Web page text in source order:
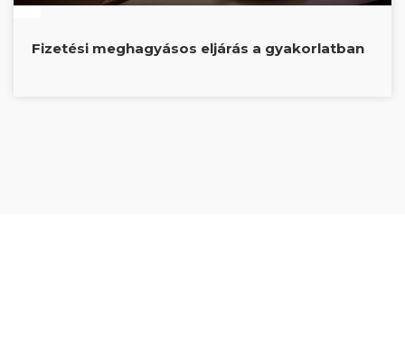
Fizetési meghagyásos eljárás a gyakorlatban